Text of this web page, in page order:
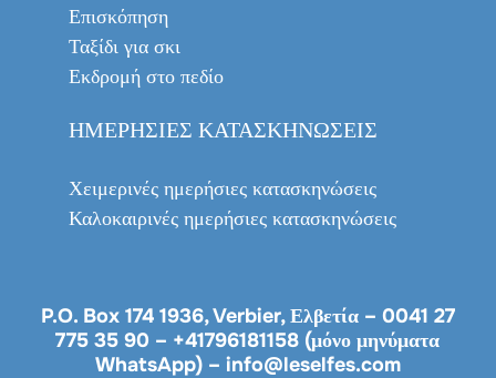
Επισκόπηση
Ταξίδι για σκι
Εκδρομή στο πεδίο
ΗΜΕΡΉΣΙΕΣ ΚΑΤΑΣΚΗΝΏΣΕΙΣ
Χειμερινές ημερήσιες κατασκηνώσεις
Καλοκαιρινές ημερήσιες κατασκηνώσεις
P.O. Box 174 1936, Verbier, Ελβετία – 0041 27
775 35 90 – +41796181158 (μόνο μηνύματα
WhatsApp)– info@leselfes.com